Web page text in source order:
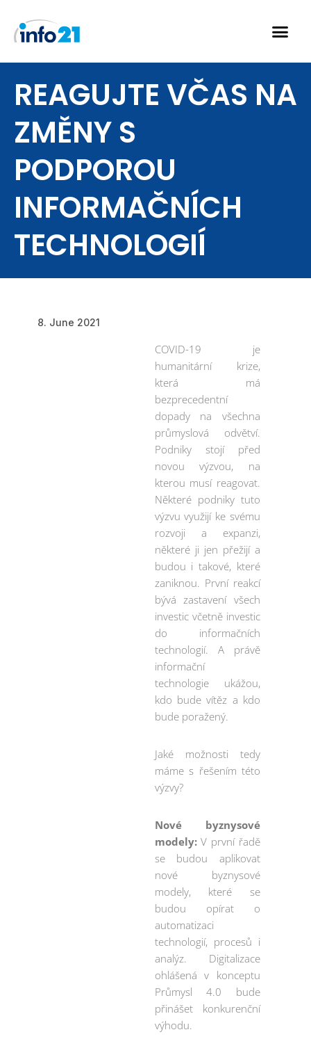
Skip
REAGUJTE VČAS NA
ZMĚNY S
PODPOROU
INFORMAČNÍCH
TECHNOLOGIÍ
8. June 2021
COVID-19 je
humanitární krize,
která má
bezprecedentní
dopady na všechna
průmyslová odvětví.
Podniky stojí před
novou výzvou, na
kterou musí reagovat.
Některé podniky tuto
výzvu využijí ke svému
rozvoji a expanzi,
některé ji jen přežijí a
budou i takové, které
zaniknou. První reakcí
bývá zastavení všech
investic včetně investic
do informačních
technologií. A právě
informační
technologie ukážou,
kdo bude vítěz a kdo
bude poražený.
Jaké možnosti tedy
máme s řešením této
výzvy?
Nové byznysové
modely:V první řadě
se budou aplikovat
nové byznysové
modely, které se
budou opírat o
automatizaci
technologií, procesů i
analýz. Digitalizace
ohlášená v konceptu
Průmysl 4.0 bude
přinášet konkurenční
výhodu.